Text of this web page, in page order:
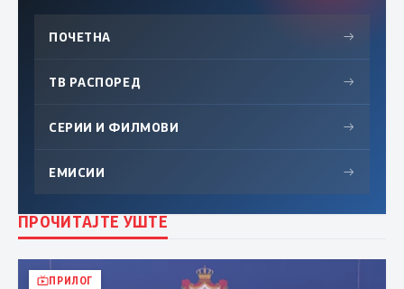
ПОЧЕТНА →
ТВ РАСПОРЕД →
СЕРИИ И ФИЛМОВИ →
ЕМИСИИ →
ПРОЧИТАЈТЕ УШТЕ
ПРИЛОГ